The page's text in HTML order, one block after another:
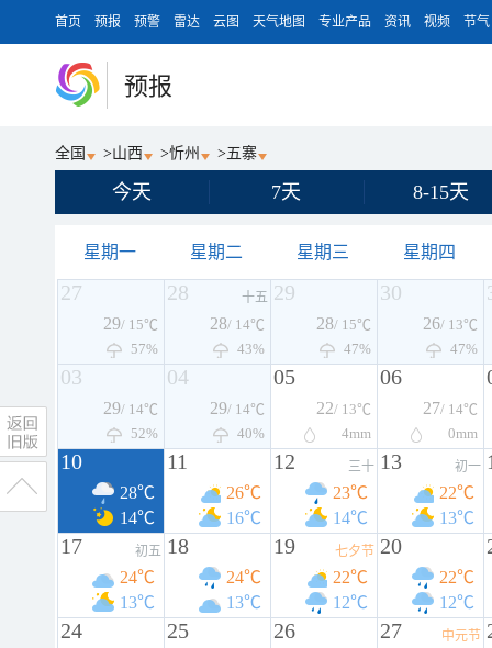
首页 预报 预警 雷达 云图 天气地图 专业产品 资讯 视频 节气
预报
全国 >山西 >忻州 >五寨
今天 7天 8-15天
星期一 星期二 星期三 星期四
27
29/ 15℃
57%
28 十五
28/ 14℃
43%
29
28/ 15℃
47%
30
26/ 13℃
47%
03
29/ 14℃
52%
04
29/ 14℃
40%
05
22/ 13℃
4mm
06
27/ 14℃
0mm
10
28℃
14℃
11
26℃
16℃
12 三十
23℃
14℃
13 初一
22℃
13℃
17 初五
24℃
13℃
18
24℃
13℃
19 七夕节
22℃
12℃
20
22℃
12℃
24 25 26 27 中元节